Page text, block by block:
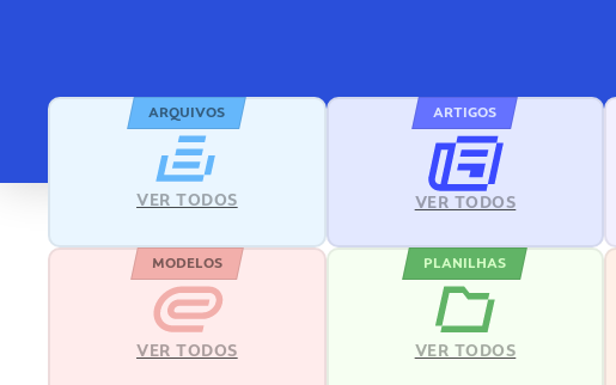
ARQUIVOS
VER TODOS
ARTIGOS
VER TODOS
MODELOS
VER TODOS
PLANILHAS
VER TODOS